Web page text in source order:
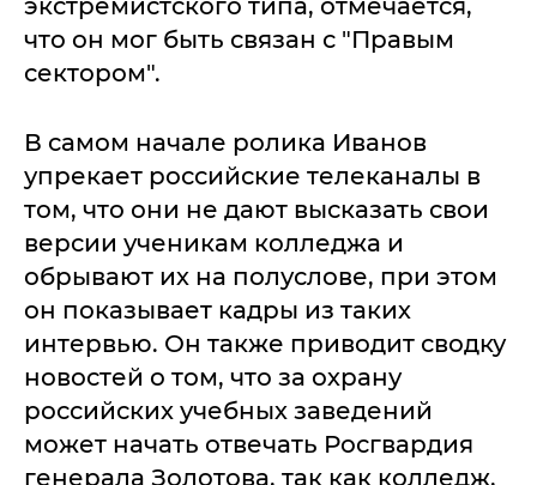
экстремистского типа, отмечается,
что он мог быть связан с "Правым
сектором".
В самом начале ролика Иванов
упрекает российские телеканалы в
том, что они не дают высказать свои
версии ученикам колледжа и
обрывают их на полуслове, при этом
он показывает кадры из таких
интервью. Он также приводит сводку
новостей о том, что за охрану
российских учебных заведений
может начать отвечать Росгвардия
генерала Золотова, так как колледж,